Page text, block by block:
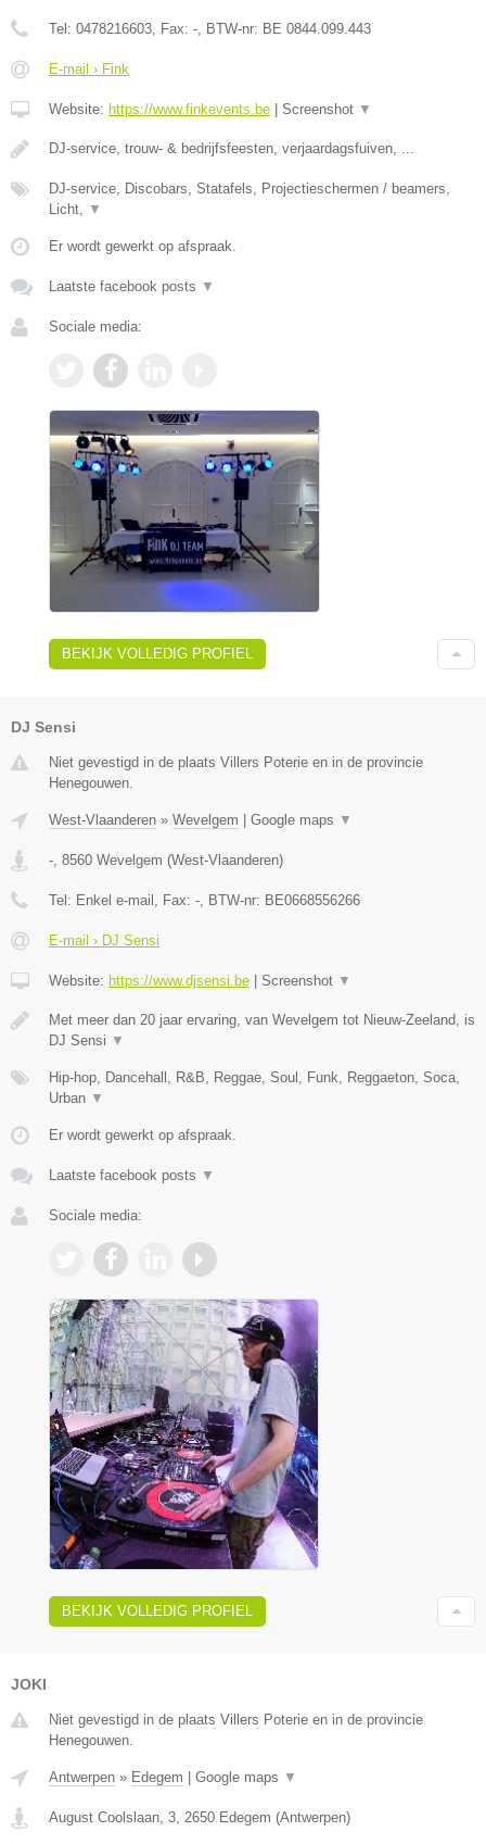
Tel: 0478216603 , Fax: - , BTW-nr: BE 0844.099.443
E-mail › Fink
Website: https://www.finkevents.be | Screenshot ▼
DJ-service, trouw- & bedrijfsfeesten, verjaardagsfuiven, ...
DJ-service, Discobars, Statafels, Projectieschermen / beamers,
Licht,
▼
Er wordt gewerkt op afspraak.
Laatste facebook posts ▼
Sociale media:
BEKIJK VOLLEDIG PROFIEL
DJ Sensi
Niet gevestigd in de plaats Villers Poterie en in de provincie
Henegouwen.
West-Vlaanderen » Wevelgem Google maps ▼
-, 8560 Wevelgem (West-Vlaanderen)
Tel: Enkel e-mail , Fax: -, BTW-nr: BE0668556266
E-mail › DJ Sensi
Website: https://www.djsensi.be Screenshot ▼
Met meer dan 20 jaar ervaring, van Wevelgem tot Nieuw-Zeeland, is
DJ Sensi ▼
Hip-hop, Dancehall, R&B, Reggae, Soul, Funk, Reggaeton, Soca,
Urban ▼
Er wordt gewerkt op afspraak.
Laatste facebook posts ▼
Sociale media:
BEKIJK VOLLEDIG PROFIEL
JOKI
Niet gevestigd in de plaats Villers Poterie en in de provincie
Henegouwen.
Antwerpen » Edegem Google maps ▼
August Coolslaan, 3, 2650 Edegem (Antwerpen)